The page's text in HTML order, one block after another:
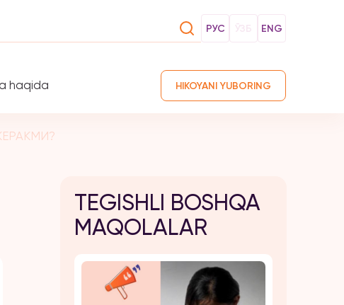
РУС ЎЗБ ENG
haqida HIKOYANI YUBORING
TEGISHLI BOSHQA
MAQOLALAR